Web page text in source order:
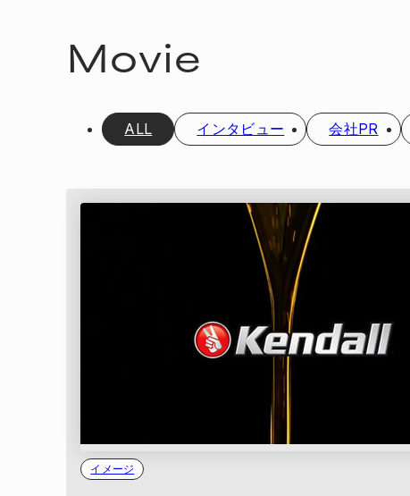
Movie
ALL インタビュー 会社PR
イメージ